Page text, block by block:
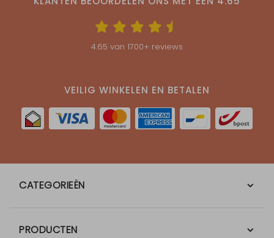
4.65 van 1700+ reviews
VEILIG WINKELEN EN BETALEN
CATEGORIEËN
PRODUCTEN